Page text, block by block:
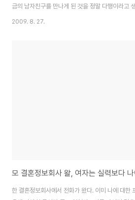
금의 남자친구를 만나게 된 것을 정말 다행이라고
냐구요? 쉿-!!! 한 때, 연애라면 자신 있어 하던 한 친
2009. 8. 27.
한 결혼정보회사에서 전화가 왔다. 이미 나에 대한